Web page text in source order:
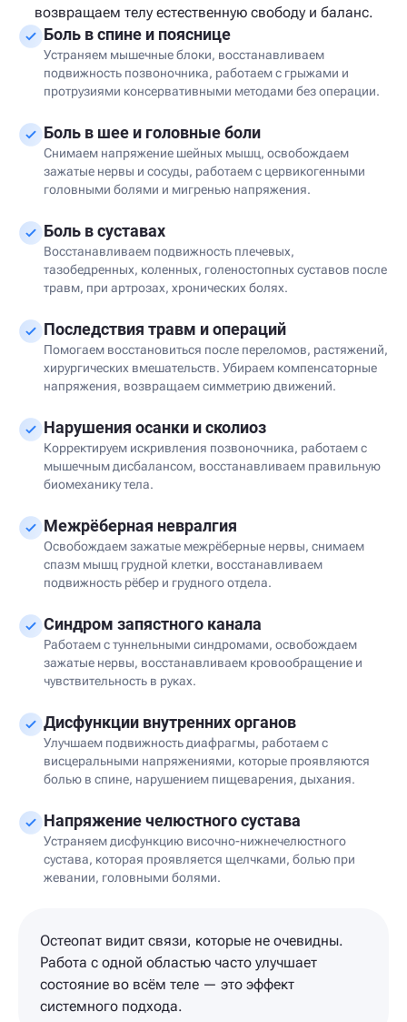
возвращаем телу естественную свободу и баланс.
Боль в спине и пояснице
Устраняем мышечные блоки, восстанавливаем
подвижность позвоночника, работаем с грыжами и
протрузиями консервативными методами без операции.
Боль в шее и головные боли
Снимаем напряжение шейных мышц, освобождаем
зажатые нервы и сосуды, работаем с цервикогенными
головными болями и мигренью напряжения.
Боль в суставах
Восстанавливаем подвижность плечевых,
тазобедренных, коленных, голеностопных суставов после
травм, при артрозах, хронических болях.
Последствия травм и операций
Помогаем восстановиться после переломов, растяжений,
хирургических вмешательств. Убираем компенсаторные
напряжения, возвращаем симметрию движений.
Нарушения осанки и сколиоз
Корректируем искривления позвоночника, работаем с
мышечным дисбалансом, восстанавливаем правильную
биомеханику тела.
Межрёберная невралгия
Освобождаем зажатые межрёберные нервы, снимаем
спазм мышц грудной клетки, восстанавливаем
подвижность рёбер и грудного отдела.
Синдром запястного канала
Работаем с туннельными синдромами, освобождаем
зажатые нервы, восстанавливаем кровообращение и
чувствительность в руках.
Дисфункции внутренних органов
Улучшаем подвижность диафрагмы, работаем с
висцеральными напряжениями, которые проявляются
болью в спине, нарушением пищеварения, дыхания.
Напряжение челюстного сустава
Устраняем дисфункцию височно-нижнечелюстного
сустава, которая проявляется щелчками, болью при
жевании, головными болями.
Остеопат видит связи, которые не очевидны.
Работа с одной областью часто улучшает
состояние во всём теле — это эффект
системного подхода.